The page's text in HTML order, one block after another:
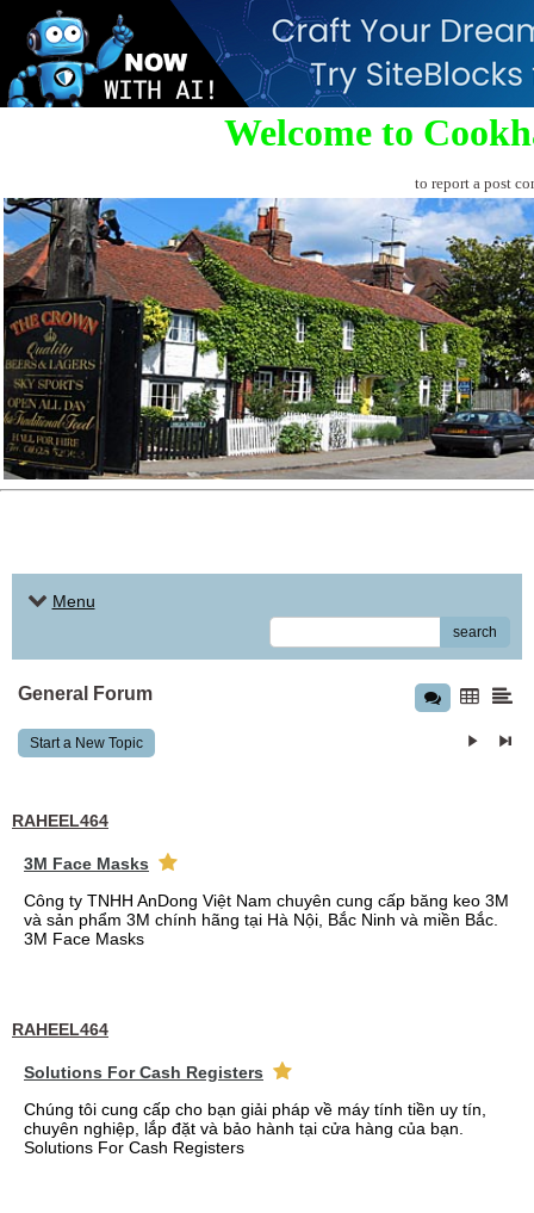
Welcome to
to report a post
Menu
search
General Forum
Start a New Topic
RAHEEL464
3M Face Masks
Công ty TNHH AnDong Việt Nam chuyên cung cấp băng keo 3M
và sản phẩm 3M chính hãng tại Hà Nội, Bắc Ninh và miền Bắc.
3M Face Masks
RAHEEL464
Solutions For Cash Registers
Chúng tôi cung cấp cho bạn giải pháp về máy tính tiền uy tín,
chuyên nghiệp, lắp đặt và bảo hành tại cửa hàng của bạn.
Solutions For Cash Registers